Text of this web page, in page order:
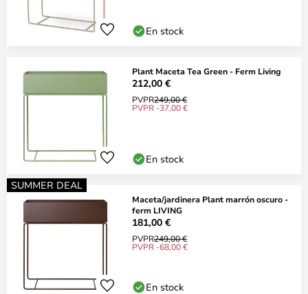
En stock
Plant Maceta Tea Green - Ferm Living
212,00 €
PVPR249,00 €
PVPR -37,00 €
En stock
SUMMER DEAL
Maceta/jardinera Plant marrón oscuro -
ferm LIVING
181,00 €
PVPR249,00 €
PVPR -68,00 €
En stock